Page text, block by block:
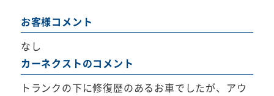
お客様コメント
なし
カーネクストのコメント
トランクの下に修復歴のあるお車でしたが、アウ